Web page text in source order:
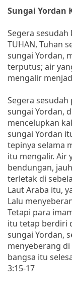
Sungai Yordan
Segera
TUHAN, Tuhan
sungai Yordan,
terputus; air
mengalir
Segera
sungai Yordan,
mencelupkan
sungai Yordan
tepinya selama
itu mengalir. Air
bendungan,
terletak di
Laut Araba itu,
Lalu
Tetapi para
itu tetap berdiri
sungai Yordan,
menyeberang
bangsa itu
3:15-17